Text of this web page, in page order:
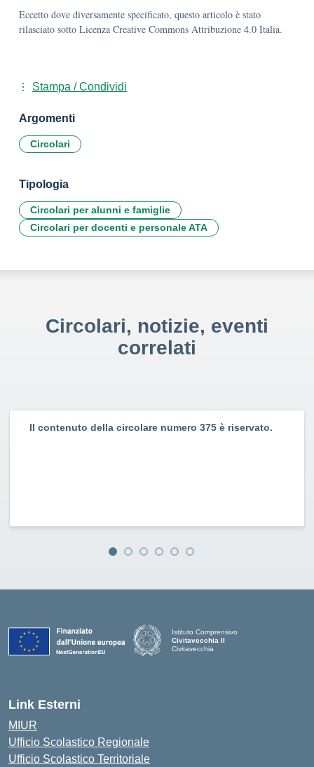
Eccetto dove diversamente specificato, questo articolo è stato
rilasciato sotto Licenza Creative Commons Attribuzione 4.0 Italia.
Stampa / Condividi
Argomenti
Circolari
Tipologia
Circolari per alunni e famiglie
Circolari per docenti e personale ATA
Circolari, notizie, eventi
correlati
Il contenuto della circolare numero 375 è riservato.
Istituto Comprensivo
Civitavecchia II
Civitavecchia
Link Esterni
MIUR
Ufficio Scolastico Regionale
Ufficio Scolastico Territoriale